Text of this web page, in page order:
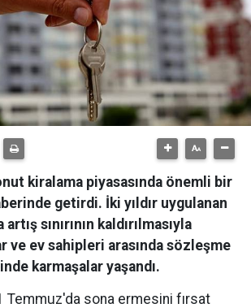
kiralama piyasasında önemli bir
getirdi. İki yıldır uygulanan
sınırının kaldırılmasıyla
ve ev sahipleri arasında sözleşme
karmaşalar yaşandı.
1 Temmuz'da sona ermesini fırsat